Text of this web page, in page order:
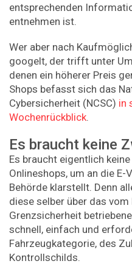
entsprechenden
entnehmen ist.
Wer aber nach
googelt, der trifft unter
denen ein höherer Preis
Shops befasst sich das
Cybersicherheit (NCSC) in
Wochenrückblick.
Es braucht keine
Es braucht eigentlich
Onlineshops, um an die
Behörde klarstellt. Denn
diese selber über das
Grenzsicherheit betriebene
schnell, einfach und
Fahrzeugkategorie, des
Kontrollschilds.